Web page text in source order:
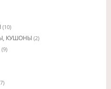
(10)
КУШОНЫ (2)
(9)